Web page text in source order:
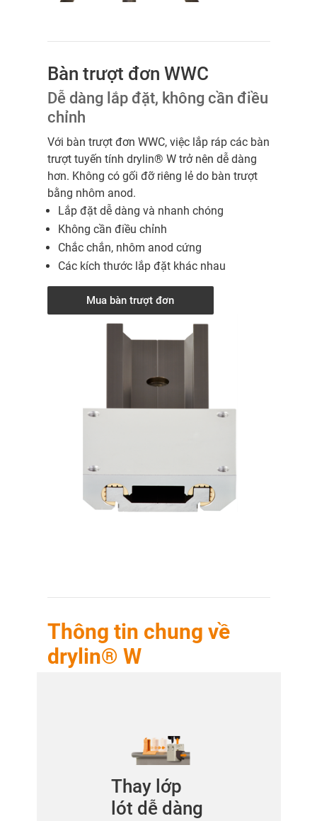
Bàn trượt đơn WWC
Dễ dàng lắp đặt, không cần điều
chỉnh
Với bàn trượt đơn WWC, việc lắp ráp các bàn
trượt tuyến tính drylin® W trở nên dễ dàng
hơn. Không có gối đỡ riêng lẻ do bàn trượt
bằng nhôm anod.
Lắp đặt dễ dàng và nhanh chóng
Không cần điều chỉnh
Chắc chắn, nhôm anod cứng
Các kích thước lắp đặt khác nhau
Mua bàn trượt đơn
Thông tin chung về
drylin® W
Thay lớp
lót dễ dàng